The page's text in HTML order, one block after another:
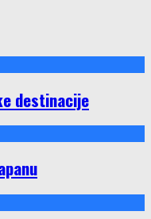
destinacije